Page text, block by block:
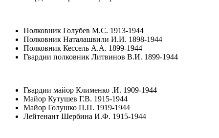
Полковник Голубев М.С. 1913-1944
Полковник Наталашвили И.И. 1898-1944
Полковник Кессель А.А. 1899-1944
Гвардии полковник Литвинов В.И. 1899-1944
Гвардии майор Клименко .И. 1909-1944
Майор Кутушев Г.В. 1915-1944
Майор Голушко П.П. 1919-1944
Лейтенант Шербина И.Ф. 1915-1944